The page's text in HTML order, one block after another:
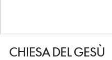
CHIESA DEL GESÙ